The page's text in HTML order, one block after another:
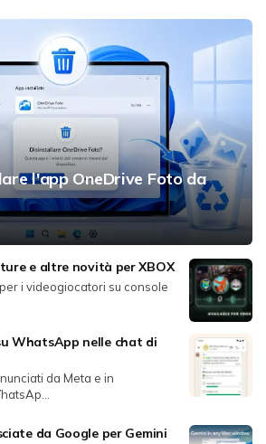
l'app OneDrive Foto da
e altre novità per XBOX
i videogiocatori su console
WhatsApp nelle chat di
da Meta e in
da Google per Gemini